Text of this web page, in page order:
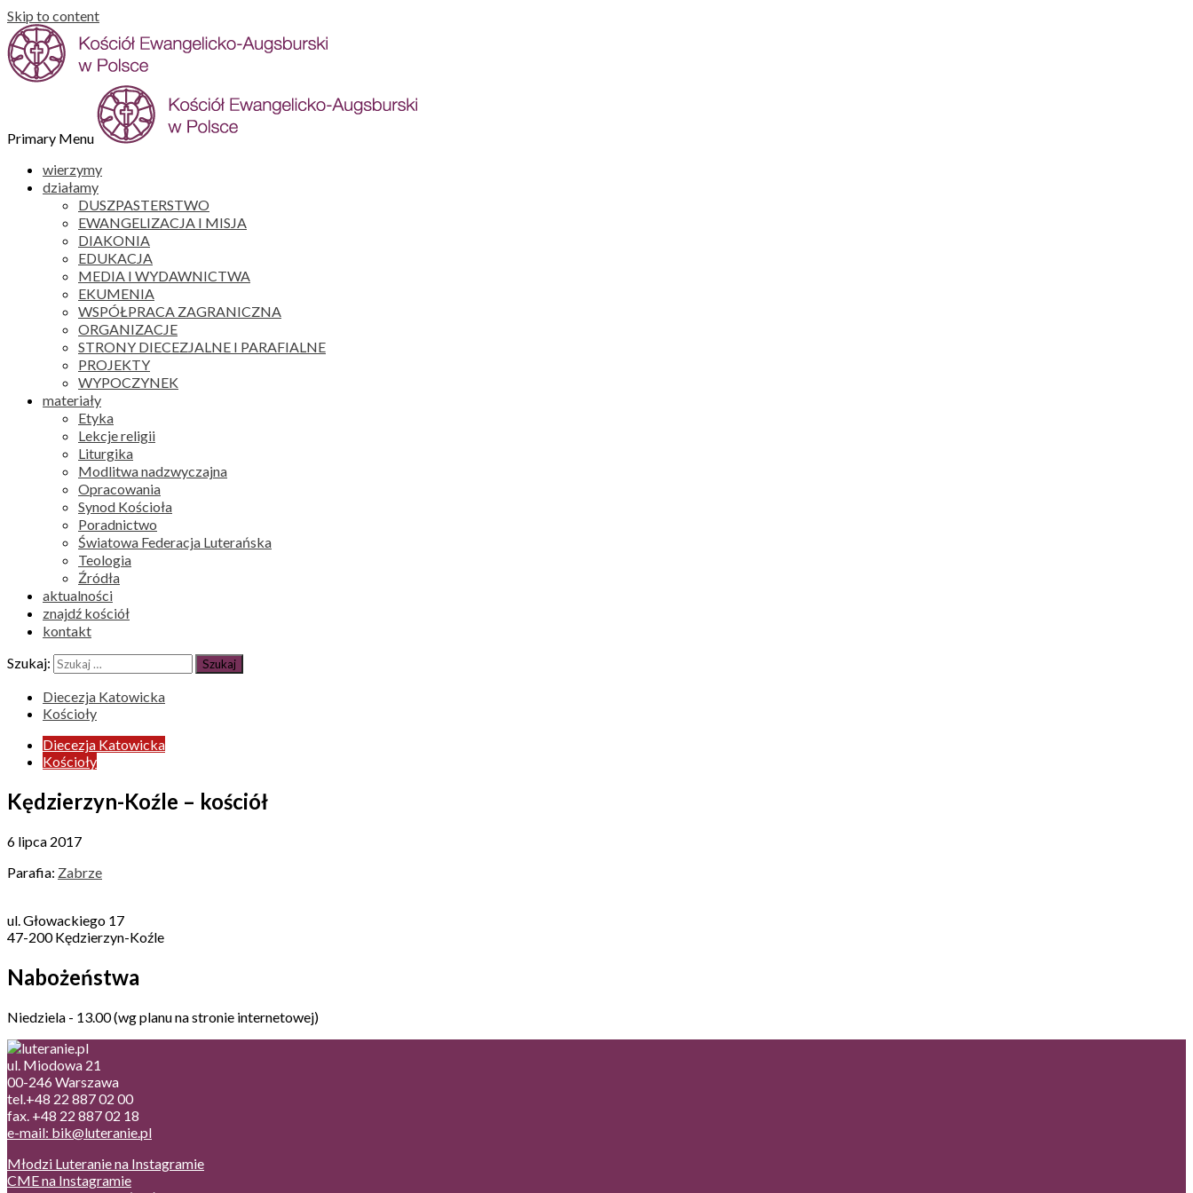
Skip to content
Primary Menu
wierzymy
działamy
DUSZPASTERSTWO
EWANGELIZACJA I MISJA
DIAKONIA
EDUKACJA
MEDIA I WYDAWNICTWA
EKUMENIA
WSPÓŁPRACA ZAGRANICZNA
ORGANIZACJE
STRONY DIECEZJALNE I PARAFIALNE
PROJEKTY
WYPOCZYNEK
materiały
Etyka
Lekcje religii
Liturgika
Modlitwa nadzwyczajna
Opracowania
Synod Kościoła
Poradnictwo
Światowa Federacja Luterańska
Teologia
Źródła
aktualności
znajdź kościół
kontakt
Szukaj:
Diecezja Katowicka
Kościoły
Diecezja Katowicka
Kościoły
Kędzierzyn-Koźle – kościół
6 lipca 2017
Parafia: Zabrze
ul. Głowackiego 17
47-200 Kędzierzyn-Koźle
Nabożeństwa
Niedziela - 13.00 (wg planu na stronie internetowej)
ul. Miodowa 21
00-246 Warszawa
tel.+48 22 887 02 00
fax. +48 22 887 02 18
e-mail: bik@luteranie.pl
Młodzi Luteranie na Instagramie
CME na Instagramie